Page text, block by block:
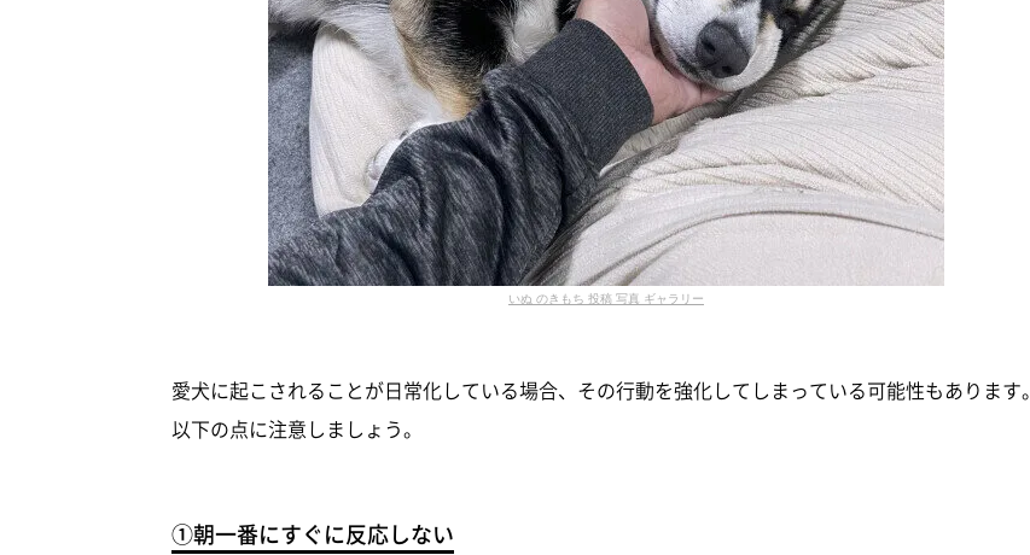
いぬ のきもち 投稿 写真 ギャラリー
愛犬に起こされることが日常化している場合、その行動を強化してしまっている可能性もあります。
以下の点に注意しましょう。
①朝一番にすぐに反応しない